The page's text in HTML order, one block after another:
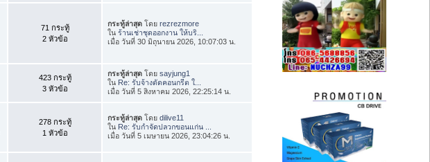
71 กระทู้
2 หัวข้อ
กระทู้ล่าสุด โดยrezrezmore
ในร้านเช่าชุดออกงาน ให้บริ...
เมื่อ วันที่ 30 มิถุนายน 2026, 10:07:03 น.
423 กระทู้
3 หัวข้อ
กระทู้ล่าสุด โดยsayjung1
ใน Re: รับจ้างตัดคอนกรีต ใ...
เมื่อ วันที่ 5 สิงหาคม 2026, 22:25:14 น.
278 กระทู้
1 หัวข้อ
กระทู้ล่าสุด โดยdilive11
ใน Re: รับกำจัดปลวกขอนแก่น ...
เมื่อ วันที่ 5 เมษายน 2026, 23:04:26 น.